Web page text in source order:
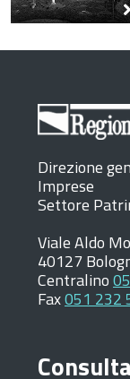
Direzione
Imprese
Settore
Viale Aldo
40127
Centralino
Fax051 232